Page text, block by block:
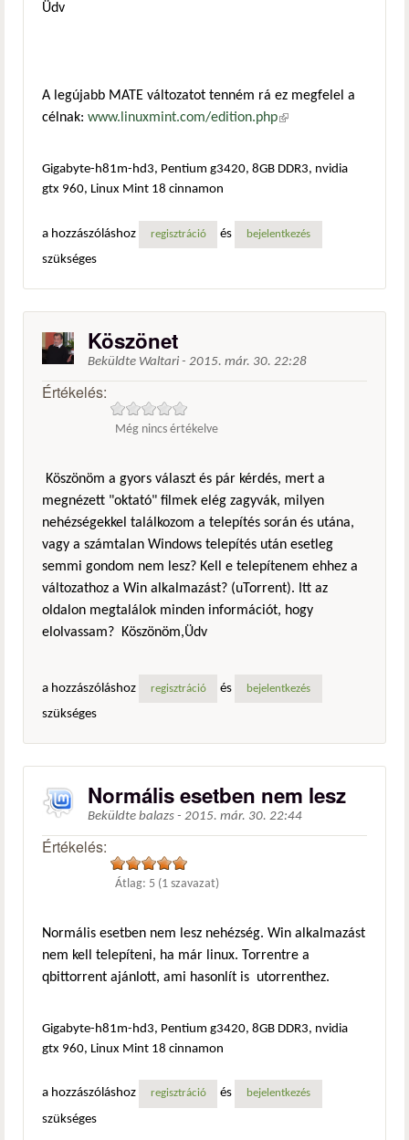
Üdv
A legújabb MATE változatot tenném rá ez megfelel a
célnak: www.linuxmint.com/edition.php(külső hivatkozás)
Gigabyte-h81m-hd3, Pentium g3420, 8GB DDR3, nvidia
gtx 960, Linux Mint 18 cinnamon
a hozzászóláshoz regisztráció és bejelentkezés
szükséges
Köszönet
Beküldte Waltari - 2015. már. 30. 22:28
Értékelés:
Még nincs értékelve
Köszönöm a gyors választ és pár kérdés, mert a
megnézett "oktató" filmek elég zagyvák, milyen
nehézségekkel találkozom a telepítés során és utána,
vagy a számtalan Windows telepítés után esetleg
semmi gondom nem lesz? Kell e telepítenem ehhez a
változathoz a Win alkalmazást? (uTorrent). Itt az
oldalon megtalálok minden információt, hogy
elolvassam? Köszönöm,Üdv
a hozzászóláshoz regisztráció és bejelentkezés
szükséges
Normális esetben nem lesz
Beküldte balazs - 2015. már. 30. 22:44
Értékelés:
Átlag: 5 (1 szavazat)
Normális esetben nem lesz nehézség. Win alkalmazást
nem kell telepíteni, ha már linux. Torrentre a
qbittorrent ajánlott, ami hasonlít is utorrenthez.
Gigabyte-h81m-hd3, Pentium g3420, 8GB DDR3, nvidia
gtx 960, Linux Mint 18 cinnamon
a hozzászóláshoz regisztráció és bejelentkezés
szükséges